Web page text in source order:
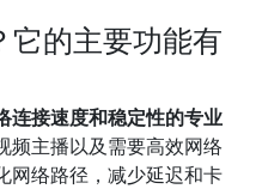
它的主要功能有
连接速度和稳定性的专业
频主播以及需要高效网络
网络路径，减少延迟和卡